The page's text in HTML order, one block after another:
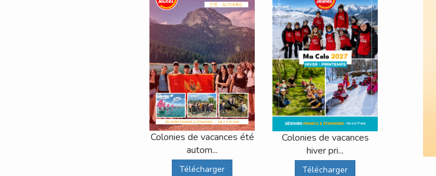
Colonies de vacances été
autom...
Télécharger
Colonies de vacances
hiver pri...
Télécharger